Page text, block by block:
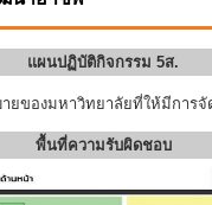
แผนปฏิบัติกิจกรรม 5ส.
ยของมหาวิทยาลัยที่ให้มีการจั
พื้นที่ความรับผิดชอบ